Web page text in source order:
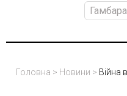
Головна > Новини > Війна